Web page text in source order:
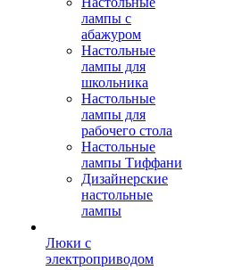
лампы с
абажуром
Настольные
лампы для
школьника
Настольные
лампы для
рабочего стола
Настольные
лампы Тиффани
Дизайнерские
настольные
лампы
Люки с
электроприводом